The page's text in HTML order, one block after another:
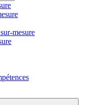
mesure